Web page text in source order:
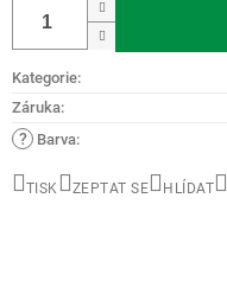
Kategorie:
Záruka:
? Barva:
TISK ZEPTAT SE HLÍDAT